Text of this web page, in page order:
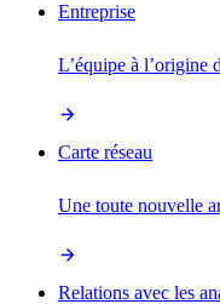
Entreprise
L’équipe à l’origine
Carte réseau
Une toute nouvelle
Relations avec les